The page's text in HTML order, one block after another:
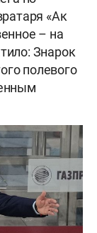
«Ак
– на
Знарок
полевого